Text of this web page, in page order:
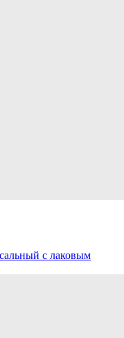
с лаковым